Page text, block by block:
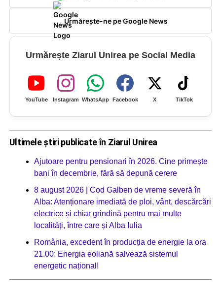
Urmărește-ne pe Google News
Urmărește Ziarul Unirea pe Social Media
YouTube Instagram WhatsApp Facebook X TikTok
Ultimele știri publicate în Ziarul Unirea
Ajutoare pentru pensionari în 2026. Cine primește
bani în decembrie, fără să depună cerere
8 august 2026 | Cod Galben de vreme severă în
Alba: Atenționare imediată de ploi, vânt, descărcări
electrice și chiar grindină pentru mai multe
localități, între care și Alba Iulia
România, excedent în producția de energie la ora
21.00: Energia eoliană salvează sistemul
energetic național!